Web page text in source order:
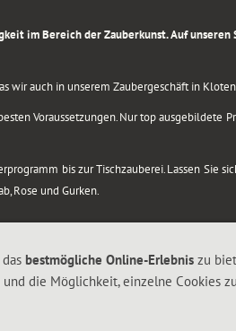
im Bereich der Zauberkunst. Auf
wir auch in unserem Zaubergeschäft in
Voraussetzungen. Nur top
bis zur Tischzauberei. Lassen
Rose und Gurken.
bestmögliche Online-Erlebnis zu
die Möglichkeit, einzelne Cookies